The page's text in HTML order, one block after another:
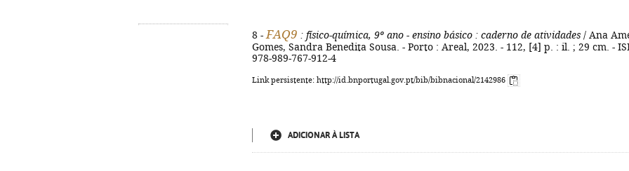
8 - FAQ9 : físico-química, 9º ano - ensino básico : caderno de atividades / Ana
Gomes, Sandra Benedita Sousa. - Porto : Areal, 2023. - 112, [4] p. : il. ; 29 cm. -
978-989-767-912-4
Link persistente: http://id.bnportugal.gov.pt/bib/bibnacional/2142986
ADICIONAR À LISTA